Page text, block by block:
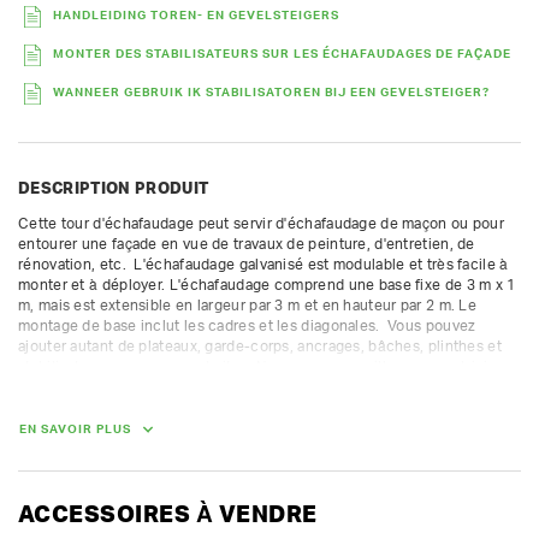
HANDLEIDING TOREN- EN GEVELSTEIGERS
MONTER DES STABILISATEURS SUR LES ÉCHAFAUDAGES DE FAÇADE
WANNEER GEBRUIK IK STABILISATOREN BIJ EEN GEVELSTEIGER?
DESCRIPTION PRODUIT
Cette tour d'échafaudage peut servir d'échafaudage de maçon ou pour
entourer une façade en vue de travaux de peinture, d'entretien, de
rénovation, etc.  L'échafaudage galvanisé est modulable et très facile à
monter et à déployer. L'échafaudage comprend une base fixe de 3 m x 1
m, mais est extensible en largeur par 3 m et en hauteur par 2 m. Le
montage de base inclut les cadres et les diagonales.  Vous pouvez
ajouter autant de plateaux, garde-corps, ancrages, bâches, plinthes et
proposée. Nous facturons une caution supplémentaire pour les autres
Convient uniquement pour une installation fixe.
EN SAVOIR PLUS
ACCESSOIRES À VENDRE